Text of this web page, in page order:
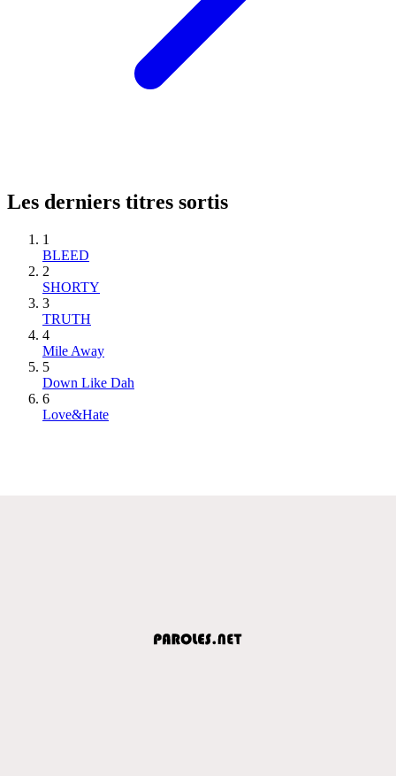
Les derniers titres sortis
1
BLEED
2
SHORTY
3
TRUTH
4
Mile Away
5
Down Like Dah
6
Love&Hate